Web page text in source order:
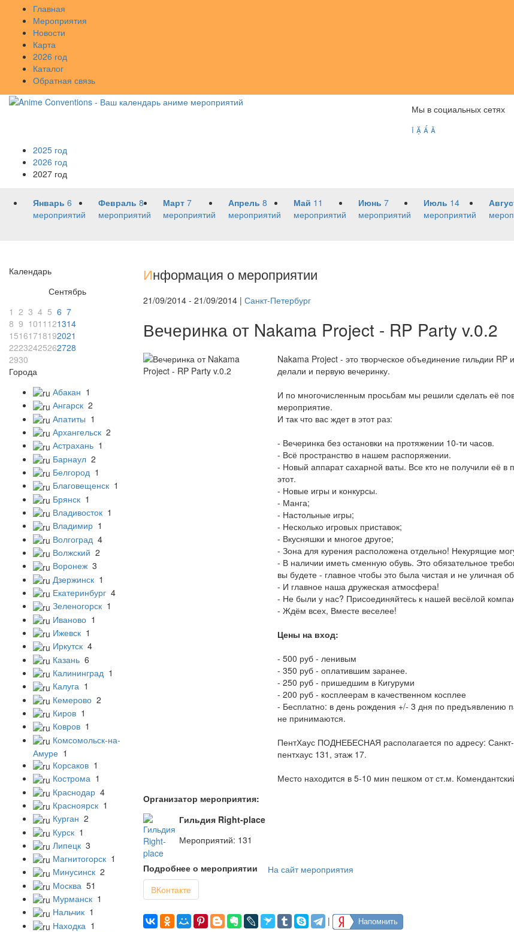
Главная
Мероприятия
Новости
Карта
2026 год
Каталог
Обратная связь
Мы в социальных сетях
   
2025 год
2026 год
2027 год
Январь 6
мероприятий
Февраль 8
мероприятий
Март 7
мероприятий
Апрель 8
мероприятий
Май 11
мероприятий
Июнь 7
мероприятий
Июль 14
мероприятий
Календарь
Сентябрь
1 2 3 4 5 6 7
8 9 1011 121314
15161718192021
22232425262728
2930
Города
Абакан 1
Ангарск 2
Апатиты 1
Архангельск 2
Астрахань 1
Барнаул 2
Белгород 1
Благовещенск 1
Брянск 1
Владивосток 1
Владимир 1
Волгоград 4
Волжский 2
Воронеж 3
Дзержинск 1
Екатеринбург 4
Зеленогорск 1
Иваново 1
Ижевск 1
Иркутск 4
Казань 6
Калининград 1
Калуга 1
Кемерово 2
Киров 1
Ковров 1
Комсомольск-на-
Амуре 1
Корсаков 1
Кострома 1
Краснодар 4
Красноярск 1
Курган 2
Курск 1
Липецк 3
Магнитогорск 1
Минусинск 2
Москва 51
Мурманск 1
Нальчик 1
Находка 1
Информация о мероприятии
21/09/2014 - 21/09/2014 | Санкт-Петербург
Вечеринка от Nakama Project - RP Party v.0.2
Nakama Project - это творческое объединение гильдии
делали и первую вечеринку.
И по многочисленным просьбам мы решили сделать её
мероприятие.
И так что вас ждет в этот раз:
- Вечеринка без остановки на протяжении 10-ти часов.
- Всё пространство в нашем распоряжении.
- Новый аппарат сахарной ваты. Все кто не получили её в
этот.
- Новые игры и конкурсы.
- Манга;
- Настольные игры;
- Несколько игровых приставок;
- Вкусняшки и многое другое;
- Зона для курения расположена отдельно! Некурящие
- В наличии иметь сменную обувь. Это обязательное
вы будете - главное чтобы это была чистая и не уличная
- И главное наша дружеская атмосфера!
- Не были у нас? Присоединяйтесь к нашей весёлой
- Ждём всех, Вместе веселее!
Цены на вход:
- 500 руб - ленивым
- 350 руб - оплатившим заранее.
- 250 руб - пришедшим в Кигуруми
- 200 руб - косплеерам в качественном косплее
- Бесплатно: в день рождения +/- 3 дня по предъявлению
не принимаются.
ПентХаус ПОДНЕБЕСНАЯ располагается по адресу: Санкт-
пентхаус 131, этаж 17.
Место находится в 5-10 мин пешком от ст.м.
Организатор мероприятия:
Гильдия Right-place
Мероприятий: 131
Подробнее о мероприятии
На сайт мероприятия
ВКонтакте
| Напомнить